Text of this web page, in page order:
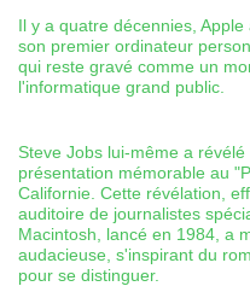
Il y a quatre décennies,
son premier ordinateur
qui reste gravé comme un
l'informatique grand public.
Steve Jobs lui-même a
présentation mémorable au
Californie. Cette révélation,
auditoire de journalistes
Macintosh, lancé en 1984, a
audacieuse, s'inspirant du
pour se distinguer.